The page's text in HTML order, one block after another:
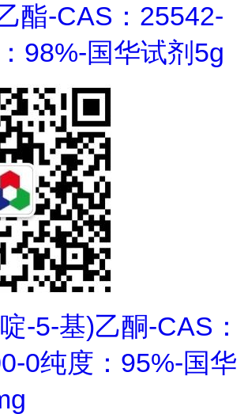
酯-CAS：25542-
98%-国华试剂5g
-5-基)乙酮-CAS：
0纯度：95%-国华